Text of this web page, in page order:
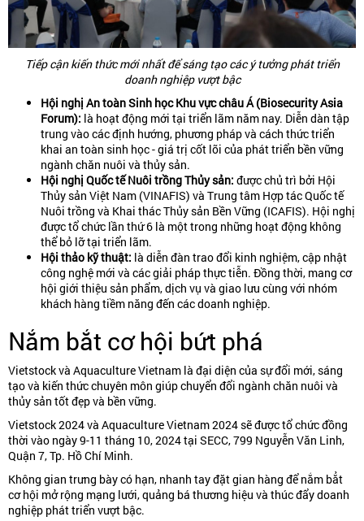
Tiếp cận kiến thức mới nhất để sáng tạo các ý tưởng phát triển
doanh nghiệp vượt bậc
Hội nghị An toàn Sinh học Khu vực châu Á (Biosecurity Asia
Forum): là hoạt động mới tại triển lãm năm nay. Diễn dàn tập
trung vào các định hướng, phương pháp và cách thức triển
khai an toàn sinh học - giá trị cốt lõi của phát triển bền vững
ngành chăn nuôi và thủy sản.
Hội nghị Quốc tế Nuôi trồng Thủy sản: được chủ trì bởi Hội
Thủy sản Việt Nam (VINAFIS) và Trung tâm Hợp tác Quốc tế
Nuôi trồng và Khai thác Thủy sản Bền Vững (ICAFIS). Hội nghị
được tổ chức lần thứ 6 là một trong những hoạt động không
thể bỏ lỡ tại triển lãm.
Hội thảo kỹ thuật: là diễn đàn trao đổi kinh nghiệm, cập nhật
công nghệ mới và các giải pháp thực tiễn. Đồng thời, mang cơ
hội giới thiệu sản phẩm, dịch vụ và giao lưu cùng với nhóm
khách hàng tiềm năng đến các doanh nghiệp.
Nắm bắt cơ hội bứt phá
Vietstock và Aquaculture Vietnam là đại diện của sự đổi mới, sáng
tạo và kiến thức chuyên môn giúp chuyển đổi ngành chăn nuôi và
thủy sản tốt đẹp và bền vững.
Vietstock 2024 và Aquaculture Vietnam 2024 sẽ được tổ chức đồng
thời vào ngày 9-11 tháng 10, 2024 tại SECC, 799 Nguyễn Văn Linh,
Quận 7, Tp. Hồ Chí Minh.
Không gian trưng bày có hạn, nhanh tay đặt gian hàng để nắm bẳt
cơ hội mở rộng mạng lưới, quảng bá thương hiệu và thúc đẩy doanh
nghiệp phát triển vượt bậc.